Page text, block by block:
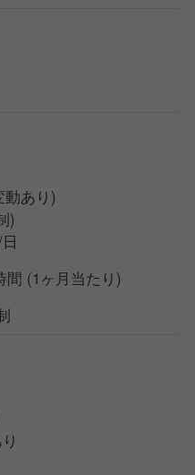
動あり)
)
間 (1ヶ月当たり)